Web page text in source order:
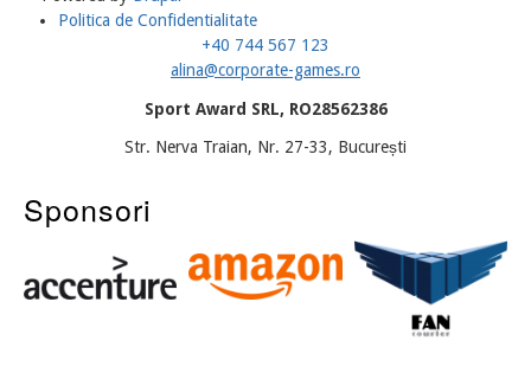
Politica de Confidentialitate
+40 744 567 123
alina@corporate-games.ro
Sport Award SRL, RO28562386
Str. Nerva Traian, Nr. 27-33, București
Sponsori